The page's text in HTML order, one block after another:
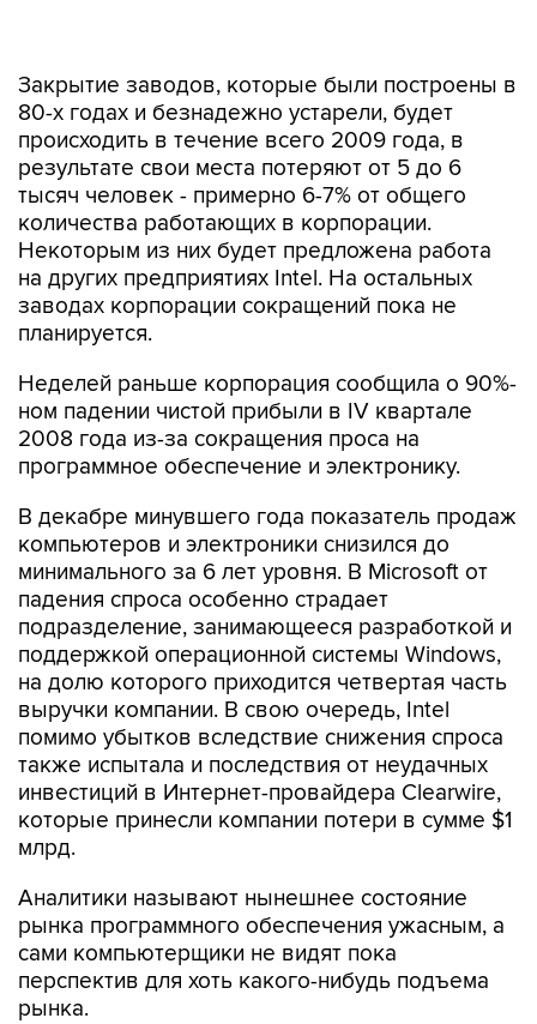
Закрытие заводов, которые были построены в
80-х годах и безнадежно устарели, будет
происходить в течение всего 2009 года, в
результате свои места потеряют от 5 до 6
тысяч человек - примерно 6-7% от общего
количества работающих в корпорации.
Некоторым из них будет предложена работа
на других предприятиях Intel. На остальных
заводах корпорации сокращений пока не
планируется.
Неделей раньше корпорация сообщила о 90%-
ном падении чистой прибыли в IV квартале
2008 года из-за сокращения проса на
программное обеспечение и электронику.
В декабре минувшего года показатель продаж
компьютеров и электроники снизился до
минимального за 6 лет уровня. В Microsoft от
падения спроса особенно страдает
подразделение, занимающееся разработкой и
поддержкой операционной системы Windows,
на долю которого приходится четвертая часть
выручки компании. В свою очередь, Intel
помимо убытков вследствие снижения спроса
также испытала и последствия от неудачных
инвестиций в Интернет-провайдера Clearwire,
которые принесли компании потери в сумме $1
млрд.
Аналитики называют нынешнее состояние
рынка программного обеспечения ужасным, а
сами компьютерщики не видят пока
перспектив для хоть какого-нибудь подъема
рынка.